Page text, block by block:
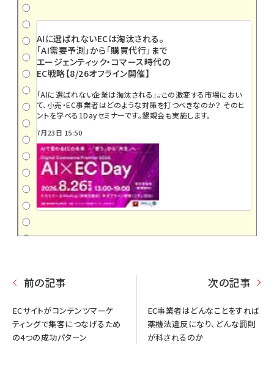
AIに選ばれないECは淘汰される。
「AI需要予測」から「購買代行」まで
エージェンティック・コマース時代の
EC戦略【8/26オフライン開催】
「AIに選ばれない企業は淘汰される」――。この激変する市場におい
て、小売・EC事業者はどのような対策を打つべきなのか？ そのヒ
ントを学べる1Dayセミナーです。懇親会も実施します。
7月23日 15:50
前の記事
ECサイトがコンテンツマーケ
ティングで集客につなげるため
の4つの成功パターン
次の記事
EC事業者はどんなことをすれば
薬機法違反になり、どんな罰則
が科されるのか